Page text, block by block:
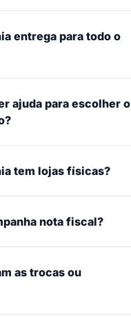
entrega para todo o
ajuda para escolher o
tem lojas físicas?
nota fiscal?
as trocas ou